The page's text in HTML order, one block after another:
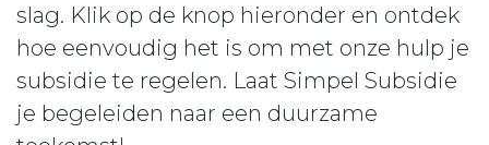
slag. Klik op de knop hieronder en ontdek
hoe eenvoudig het is om met onze hulp je
subsidie te regelen. Laat Simpel Subsidie
je begeleiden naar een duurzame